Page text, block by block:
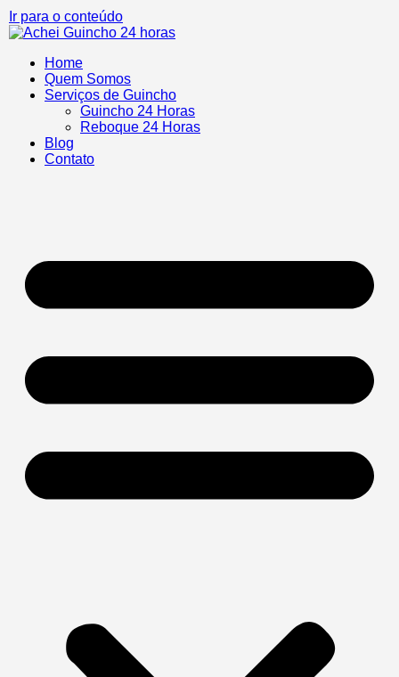
Ir para o conteúdo
Home
Quem Somos
Serviços de Guincho
Guincho 24 Horas
Reboque 24 Horas
Blog
Contato